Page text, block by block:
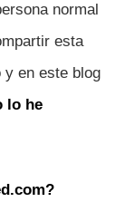
normal
esta
y en este blog
lo he